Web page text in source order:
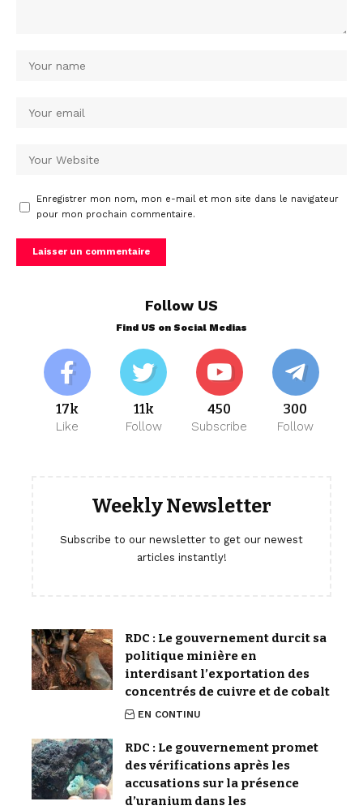
Enregistrer mon nom, mon e-mail et mon site dans le navigateur
pour mon prochain commentaire.
Follow US
Find US on Social Medias
17k
Like
11k
Follow
450
Subscribe
300
Follow
Weekly Newsletter
Subscribe to our newsletter to get our newest
articles instantly!
RDC : Le gouvernement durcit sa
politique minière en
interdisant l’exportation des
concentrés de cuivre et de cobalt
EN CONTINU
RDC : Le gouvernement promet
des vérifications après les
accusations sur la présence
d’uranium dans les